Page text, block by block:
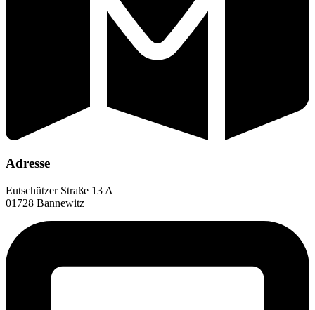
Adresse
Eutschützer Straße 13 A
01728 Bannewitz